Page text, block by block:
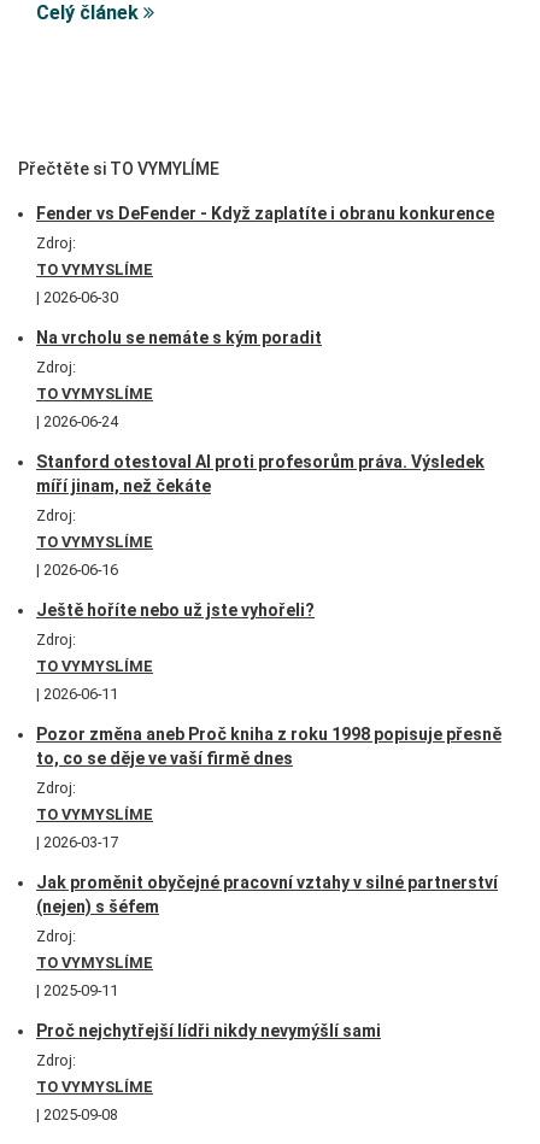
Celý článek
Přečtěte si TO VYMYLÍME
Fender vs DeFender - Když zaplatíte i obranu konkurence
Zdroj:
TO VYMYSLÍME
2026-06-30
Na vrcholu se nemáte s kým poradit
Zdroj:
TO VYMYSLÍME
2026-06-24
Stanford otestoval AI proti profesorům práva. Výsledek
míří jinam, než čekáte
Zdroj:
TO VYMYSLÍME
2026-06-16
Ještě hoříte nebo už jste vyhořeli?
Zdroj:
TO VYMYSLÍME
2026-06-11
Pozor změna aneb Proč kniha z roku 1998 popisuje přesně
to, co se děje ve vaší firmě dnes
Zdroj:
TO VYMYSLÍME
2026-03-17
Jak proměnit obyčejné pracovní vztahy v silné partnerství
(nejen) s šéfem
Zdroj:
TO VYMYSLÍME
2025-09-11
Proč nejchytřejší lídři nikdy nevymýšlí sami
Zdroj:
TO VYMYSLÍME
2025-09-08